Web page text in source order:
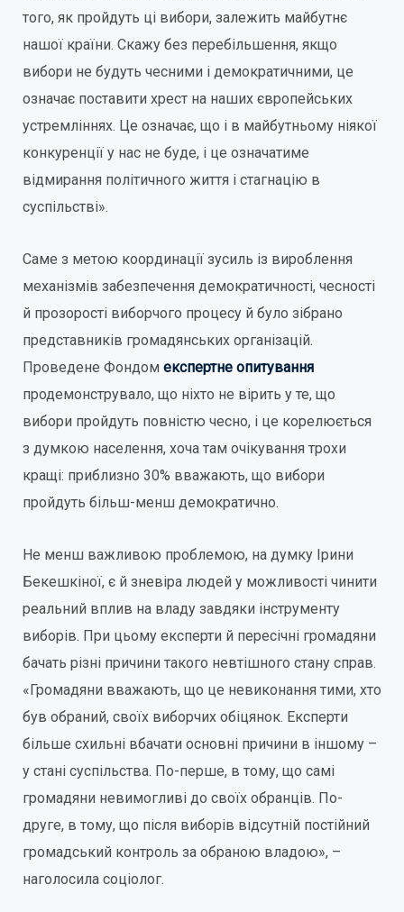
того, як пройдуть ці вибори, залежить майбутнє
нашої країни. Скажу без перебільшення, якщо
вибори не будуть чесними і демократичними, це
означає поставити хрест на наших європейських
устремліннях. Це означає, що і в майбутньому ніякої
конкуренції у нас не буде, і це означатиме
відмирання політичного життя і стагнацію в
суспільстві».
Саме з метою координації зусиль із вироблення
механізмів забезпечення демократичності, чесності
й прозорості виборчого процесу й було зібрано
представників громадянських організацій.
Проведене Фондом експертне опитування
продемонструвало, що ніхто не вірить у те, що
вибори пройдуть повністю чесно, і це корелюється
з думкою населення, хоча там очікування трохи
кращі: приблизно 30% вважають, що вибори
пройдуть більш-менш демократично.
Не менш важливою проблемою, на думку Ірини
Бекешкіної, є й зневіра людей у можливості чинити
реальний вплив на владу завдяки інструменту
виборів. При цьому експерти й пересічні громадяни
бачать різні причини такого невтішного стану справ.
«Громадяни вважають, що це невиконання тими, хто
був обраний, своїх виборчих обіцянок. Експерти
більше схильні вбачати основні причини в іншому –
у стані суспільства. По-перше, в тому, що самі
громадяни невимогливі до своїх обранців. По-
друге, в тому, що після виборів відсутній постійний
громадський контроль за обраною владою», –
наголосила соціолог.